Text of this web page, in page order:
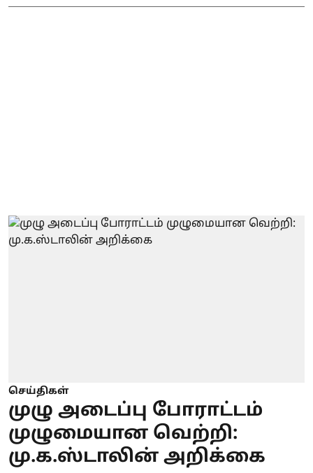
செய்திகள்
முழு அடைப்பு போராட்டம்
முழுமையான வெற்றி:
மு.க.ஸ்டாலின் அறிக்கை